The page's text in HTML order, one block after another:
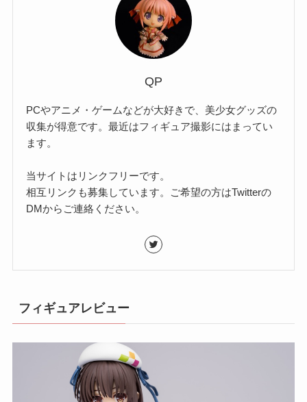
QP
PCやアニメ・ゲームなどが大好きで、美少女グッズの
収集が得意です。最近はフィギュア撮影にはまってい
ます。
当サイトはリンクフリーです。
相互リンクも募集しています。ご希望の方はTwitterの
DMからご連絡ください。
フィギュアレビュー